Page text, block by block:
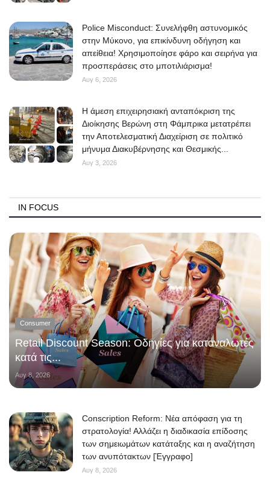
Police Misconduct: Συνελήφθη αστυνομικός
στην Μύκονο, για επικίνδυνη οδήγηση και
απείθεια! Χρησιμοποίησε φάρο και σειρήνα για
προσπεράσεις στο μποτιλιάρισμα!
Αυγ 6, 2026
Η άμεση επιχειρησιακή ανταπόκριση της
Διοίκησης Βερώνη στη Φάμπρικα μετατρέπει
την Αποτελεσματική Διαχείριση σε πολιτικό
μήνυμα Διακυβέρνησης και Θεσμικής...
Αυγ 3, 2026
IN FOCUS
Consumer
Retail Discount Season: Οδηγίες για καταναλωτές
κατά τις...
Αυγ 8, 2026
Conscription Reform: Νέα απόφαση για τη
στρατολογία! Αλλάζει η διαδικασία επίδοσης
των σημειωμάτων κατάταξης και η αναζήτηση
των ανυπότακτων [Έγγραφο]
Αυγ 8, 2026